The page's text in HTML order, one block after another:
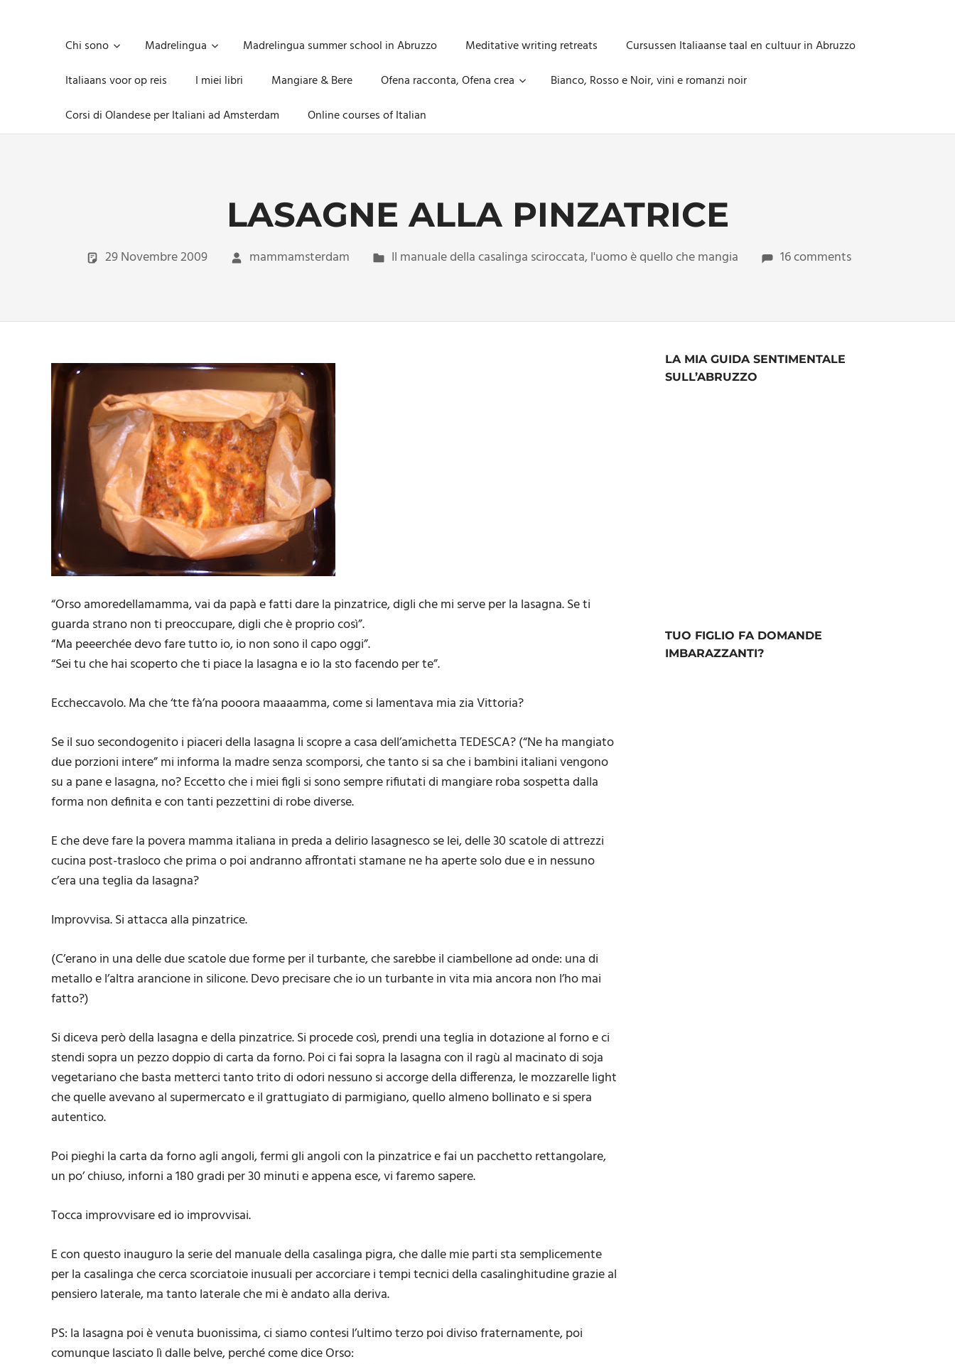
imprescindibile,
inevitabile
Mammamsterdam
oggi
anche
Chi sono Madrelingua Madrelingua summer school in Abruzzo Meditative writing retreats
Cursussen Italiaanse taal en cultuur in Abruzzo
Italiaans voor op reis
I miei libri Mangiare & Bere Ofena racconta, Ofena crea
Bianco, Rosso e Noir, vini e romanzi noir
Corsi di Olandese per Italiani ad Amsterdam
Online courses of Italian
LASAGNE ALLA PINZATRICE
29 Novembre 2009 mammamsterdam Il manuale della casalinga sciroccata, l'uomo è quello che mangia 16 comments
“Orso amoredellamamma, vai da papà e fatti dare la pinzatrice, digli che mi serve per la lasagna. Se ti
guarda strano non ti preoccupare, digli che è proprio così”.
“Ma peeerchée devo fare tutto io, io non sono il capo oggi”.
“Sei tu che hai scoperto che ti piace la lasagna e io la sto facendo per te”.
Eccheccavolo. Ma che ‘tte fà’na pooora maaaamma, come si lamentava mia zia Vittoria?
Se il suo secondogenito i piaceri della lasagna li scopre a casa dell’amichetta TEDESCA? (“Ne ha mangiato
due porzioni intere” mi informa la madre senza scomporsi, che tanto si sa che i bambini italiani vengono
su a pane e lasagna, no? Eccetto che i miei figli si sono sempre rifiutati di mangiare roba sospetta dalla
forma non definita e con tanti pezzettini di robe diverse.
E che deve fare la povera mamma italiana in preda a delirio lasagnesco se lei, delle 30 scatole di attrezzi
cucina post-trasloco che prima o poi andranno affrontati stamane ne ha aperte solo due e in nessuno
c’era una teglia da lasagna?
Improvvisa. Si attacca alla pinzatrice.
(C’erano in una delle due scatole due forme per il turbante, che sarebbe il ciambellone ad onde: una di
metallo e l’altra arancione in silicone. Devo precisare che io un turbante in vita mia ancora non l’ho mai
fatto?)
Si diceva però della lasagna e della pinzatrice. Si procede così, prendi una teglia in dotazione al forno e ci
stendi sopra un pezzo doppio di carta da forno. Poi ci fai sopra la lasagna con il ragù al macinato di soja
vegetariano che basta metterci tanto trito di odori nessuno si accorge della differenza, le mozzarelle light
che quelle avevano al supermercato e il grattugiato di parmigiano, quello almeno bollinato e si spera
autentico.
Poi pieghi la carta da forno agli angoli, fermi gli angoli con la pinzatrice e fai un pacchetto rettangolare,
un po’ chiuso, inforni a 180 gradi per 30 minuti e appena esce, vi faremo sapere.
Tocca improvvisare ed io improvvisai.
E con questo inauguro la serie del manuale della casalinga pigra, che dalle mie parti sta semplicemente
per la casalinga che cerca scorciatoie inusuali per accorciare i tempi tecnici della casalinghitudine grazie al
pensiero laterale, ma tanto laterale che mi è andato alla deriva.
PS: la lasagna poi è venuta buonissima, ci siamo contesi l’ultimo terzo poi diviso fraternamente, poi
comunque lasciato lì dalle belve, perché come dice Orso:
LA MIA GUIDA SENTIMENTALE
SULL’ABRUZZO
TUO FIGLIO FA DOMANDE
IMBARAZZANTI?